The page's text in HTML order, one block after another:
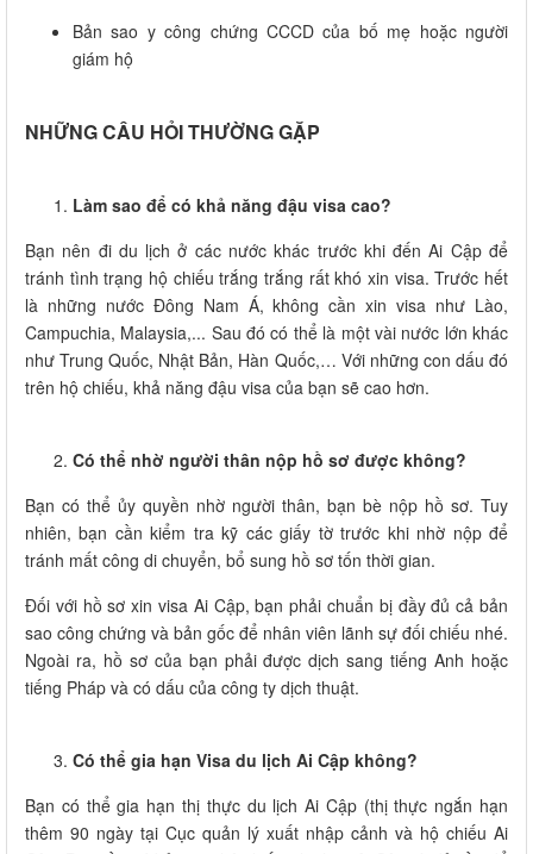
Bản sao y công chứng CCCD của bố mẹ hoặc người
giám hộ
NHỮNG CÂU HỎI THƯỜNG GẶP
Làm sao để có khả năng đậu visa cao?
Bạn nên đi du lịch ở các nước khác trước khi đến Ai Cập để
tránh tình trạng hộ chiếu trắng trắng rất khó xin visa. Trước hết
là những nước Đông Nam Á, không cần xin visa như Lào,
Campuchia, Malaysia,... Sau đó có thể là một vài nước lớn khác
như Trung Quốc, Nhật Bản, Hàn Quốc,… Với những con dấu đó
trên hộ chiếu, khả năng đậu visa của bạn sẽ cao hơn.
Có thể nhờ người thân nộp hồ sơ được không?
Bạn có thể ủy quyền nhờ người thân, bạn bè nộp hồ sơ. Tuy
nhiên, bạn cần kiểm tra kỹ các giấy tờ trước khi nhờ nộp để
tránh mất công di chuyển, bổ sung hồ sơ tốn thời gian.
Đối với hồ sơ xin visa Ai Cập, bạn phải chuẩn bị đầy đủ cả bản
sao công chứng và bản gốc để nhân viên lãnh sự đối chiếu nhé.
Ngoài ra, hồ sơ của bạn phải được dịch sang tiếng Anh hoặc
tiếng Pháp và có dấu của công ty dịch thuật.
Có thể gia hạn Visa du lịch Ai Cập không?
Bạn có thể gia hạn thị thực du lịch Ai Cập (thị thực ngắn hạn
thêm 90 ngày tại Cục quản lý xuất nhập cảnh và hộ chiếu Ai